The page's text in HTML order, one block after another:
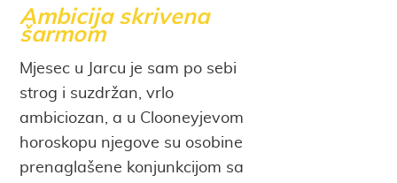
Ambicija skrivena
šarmom
Mjesec u Jarcu je sam po sebi
strog i suzdržan, vrlo
ambiciozan, a u Clooneyjevom
horoskopu njegove su osobine
prenaglašene konjunkcijom sa